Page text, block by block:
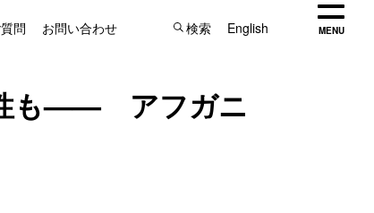
MENU
開く
問 お問い合わせ 検索 English
性も—— アフガニ